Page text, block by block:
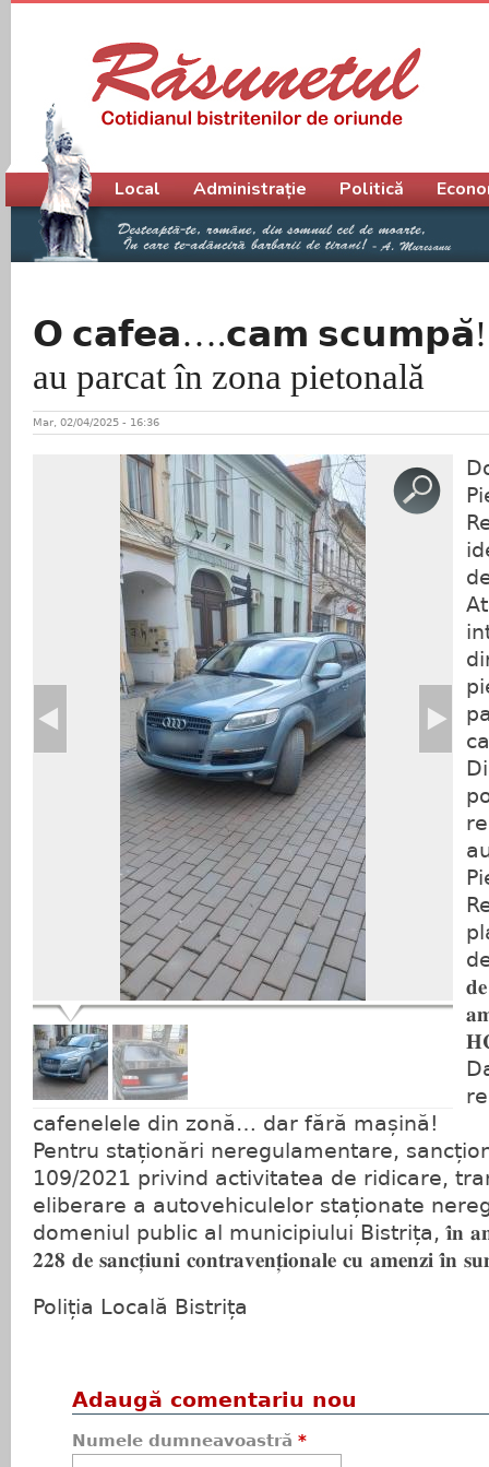
𝗢 𝗰𝗮𝗳𝗲𝗮….𝗰𝗮𝗺 𝘀𝗰𝘂𝗺𝗽𝗮̆!
au parcat în zona pietonală
Mar, 02/04/2025 - 16:36
cafenelele din zonă… dar fără mașină!
Pentru staționări neregulamentare,
109/2021 privind activitatea de ridicare,
eliberare a autovehiculelor staționate
domeniul public al municipiului Bistrița, 𝐢̂𝐧 𝐚𝐧𝐮𝐥
𝟐𝟐𝟖 𝐝𝐞 𝐬𝐚𝐧𝐜𝐭̦𝐢𝐮𝐧𝐢 𝐜𝐨𝐧𝐭𝐫𝐚𝐯𝐞𝐧𝐭̦𝐢𝐨𝐧𝐚𝐥𝐞 𝐜𝐮 𝐚𝐦𝐞𝐧𝐳𝐢 𝐢̂𝐧
Poliția Locală Bistrița
Adaugă comentariu nou
Numele dumneavoastră *
Meniu principal
Local Administrație Politică